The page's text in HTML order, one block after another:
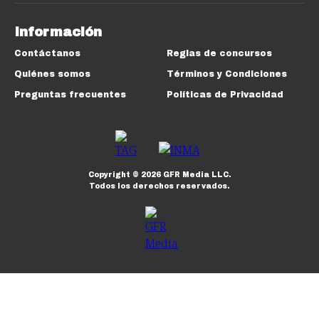
Información
Contáctanos
Quiénes somos
Preguntas frecuentes
Reglas de concursos
Términos y Condiciones
Políticas de Privacidad
Copyright © 2026GFR Media LLC.
Todos los derechos reservados.